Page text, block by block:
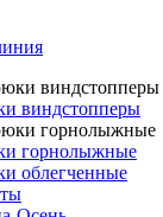
виндстопперы
горнолыжные
облегченные